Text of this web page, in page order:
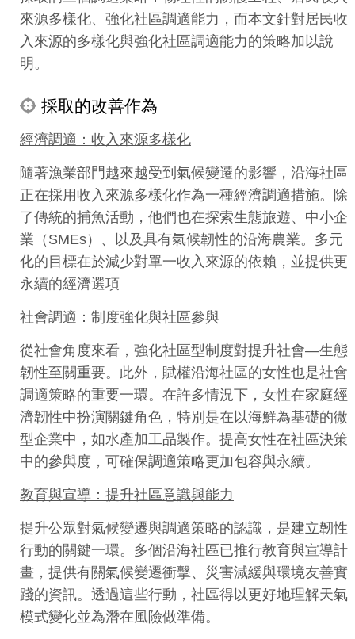
來源多樣化、強化社區調適能力，而本文針對居民收
入來源的多樣化與強化社區調適能力的策略加以說
明。
採取的改善作為
經濟調適：收入來源多樣化
隨著漁業部門越來越受到氣候變遷的影響，沿海社區
正在採用收入來源多樣化作為一種經濟調適措施。除
了傳統的捕魚活動，他們也在探索生態旅遊、中小企
業（SMEs）、以及具有氣候韌性的沿海農業。多元
化的目標在於減少對單一收入來源的依賴，並提供更
永續的經濟選項
社會調適：制度強化與社區參與
從社會角度來看，強化社區型制度對提升社會—生態
韌性至關重要。此外，賦權沿海社區的女性也是社會
調適策略的重要一環。在許多情況下，女性在家庭經
濟韌性中扮演關鍵角色，特別是在以海鮮為基礎的微
型企業中，如水產加工品製作。提高女性在社區決策
中的參與度，可確保調適策略更加包容與永續。
教育與宣導：提升社區意識與能力
提升公眾對氣候變遷與調適策略的認識，是建立韌性
行動的關鍵一環。多個沿海社區已推行教育與宣導計
畫，提供有關氣候變遷衝擊、災害減緩與環境友善實
踐的資訊。透過這些行動，社區得以更好地理解天氣
模式變化並為潛在風險做準備。